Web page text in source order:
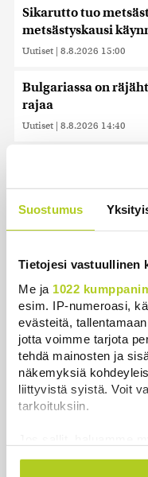
Suostumus
Tietojesi vastuullinen
Me ja 1022
esim. IP-numeroasi,
evästeitä,
jotta voimme tarjota
tehdä mainosten ja
näkemyksiä
liittyvistä syistä. Voit
tarkoituksiin.
Kerätä tietoja
Sikarutto tuo
metsästyskausi
Uutiset | 8.8.2026 15:00
Bulgariassa on
rajaa
Uutiset | 8.8.2026 14:40
Ursa on myynyt
Suomessa näkyy
auringonpimennys
8.8.2026 11:30
Ensi viikolla
Haaparantaan,
Uutiset | 8.8.2026 10:44
”Se tuntuu
auringonpimennys